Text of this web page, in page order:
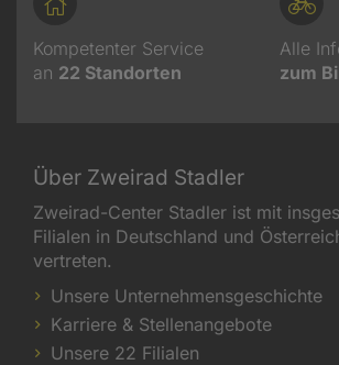
Kompetenter Service
an 22 Standorten
Alle
zum
Über Zweirad Stadler
Zweirad-Center Stadler ist mit
Filialen in Deutschland und
vertreten.
Unsere Unternehmensgeschichte
Karriere & Stellenangebote
Unsere 22 Filialen